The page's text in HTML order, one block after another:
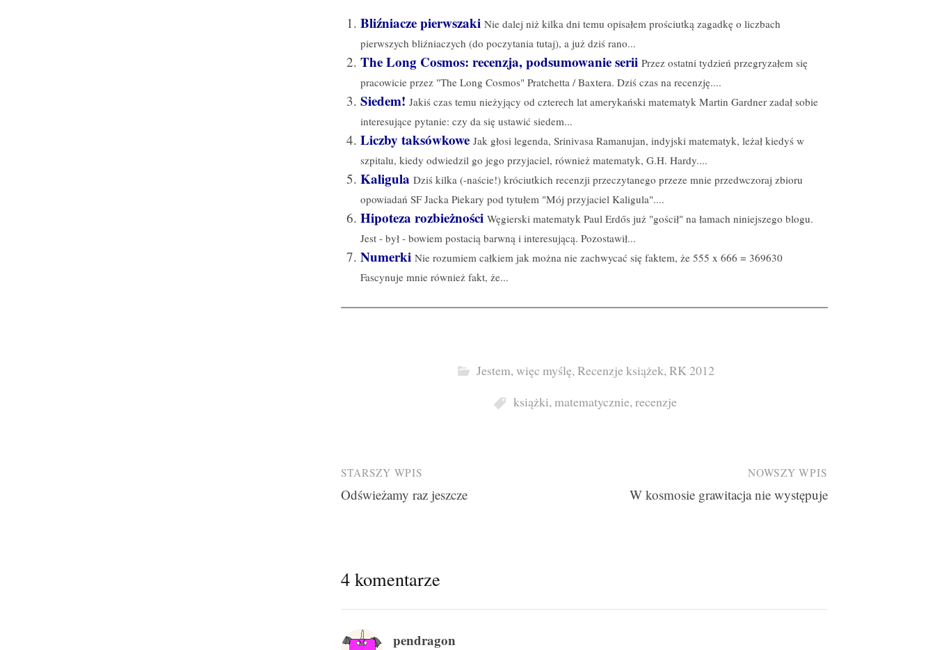
Bliźniacze pierwszaki Nie dalej niż kilka dni temu opisałem prościutką zagadkę o liczbach
pierwszych bliźniaczych (do poczytania tutaj), a już dziś rano...
The Long Cosmos: recenzja, podsumowanie serii Przez ostatni tydzień przegryzałem się
pracowicie przez "The Long Cosmos" Pratchetta / Baxtera. Dziś czas na recenzję....
Siedem! Jakiś czas temu nieżyjący od czterech lat amerykański matematyk Martin Gardner zadał sobie
interesujące pytanie: czy da się ustawić siedem...
Liczby taksówkowe Jak głosi legenda, Srinivasa Ramanujan, indyjski matematyk, leżał kiedyś w
szpitalu, kiedy odwiedzil go jego przyjaciel, również matematyk, G.H. Hardy....
Kaligula Dziś kilka (-naście!) króciutkich recenzji przeczytanego przeze mnie przedwczoraj zbioru
opowiadań SF Jacka Piekary pod tytułem "Mój przyjaciel Kaligula"....
Hipoteza rozbieżności Węgierski matematyk Paul Erdős już "gościł" na łamach niniejszego blogu.
Jest - był - bowiem postacią barwną i interesującą. Pozostawił...
Numerki Nie rozumiem całkiem jak można nie zachwycać się faktem, że 555 x 666 = 369630
Fascynuje mnie również fakt, że...
Jestem, więc myślę, Recenzje książek, RK 2012
książki, matematycznie, recenzje
Post
navigation
STARSZY WPIS
Odświeżamy raz jeszcze
NOWSZY WPIS
W kosmosie grawitacja nie występuje
4 komentarze
pendragon